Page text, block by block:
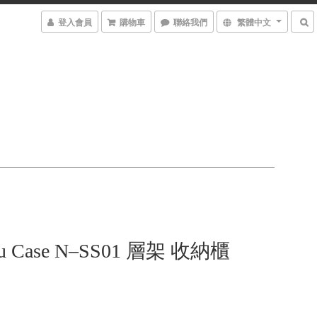
登入會員 購物車 聯絡我們 繁體中文
Case N–SS01 層架 收納櫃